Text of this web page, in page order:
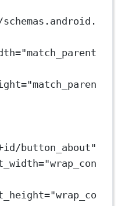
="match_parent
="match_paren
button_about"
="wrap_con
="wrap_co